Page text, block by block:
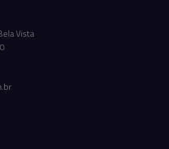
Vista